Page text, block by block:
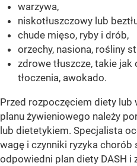
warzywa,
niskotłuszczowy lub
chude mięso, ryby i drób,
orzechy, nasiona, rośliny
zdrowe tłuszcze, takie
tłoczenia, awokado.
Przed rozpoczęciem diety
planu żywieniowego należy
lub dietetykiem. Specjalista
wagę i czynniki ryzyka chorób
odpowiedni plan diety DASH i